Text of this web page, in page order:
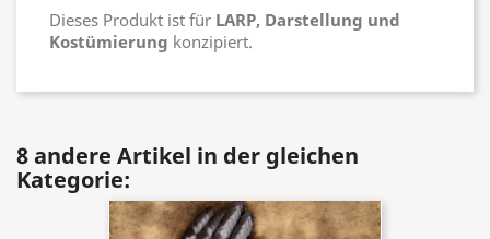
Dieses Produkt ist für LARP, Darstellung und
Kostümierung konzipiert.
8 andere Artikel in der gleichen
Kategorie: